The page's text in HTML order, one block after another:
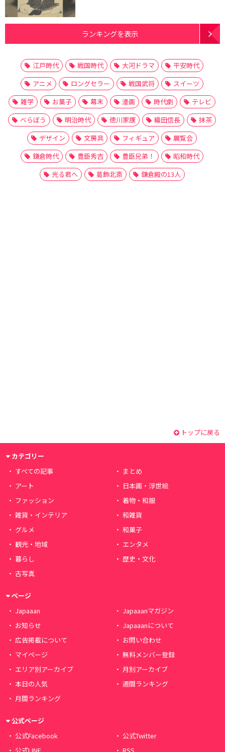
ランキングを表示
江戸時代 戦国時代 大河ドラマ
平安時代
アニメ
ロングセラー 戦国武将
スイーツ
雑学
お菓子 幕末 漫画 時代劇
テレビ
べらぼう
明治時代 徳川家康 織田信長
抹茶
デザイン
文房具 フィギュア
展覧会
鎌倉時代
豊臣秀吉 豊臣兄弟！
昭和時代
光る君へ
葛飾北斎 鎌倉殿の13人
トップに戻る
カテゴリー
すべての記事
まとめ
アート
日本画・浮世絵
ファッション
着物・和服
雑貨・インテリア
和雑貨
グルメ
和菓子
観光・地域
エンタメ
暮らし
歴史・文化
古写真
ページ
Japaaan
Japaaanマガジン
お知らせ
Japaaanについて
広告掲載について
お問い合わせ
マイページ
無料メンバー登録
エリア別アーカイブ
月別アーカイブ
本日の人気
週間ランキング
月間ランキング
公式ページ
公式Facebook
公式Twitter